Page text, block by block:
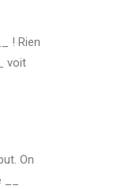
! Rien
voit
On